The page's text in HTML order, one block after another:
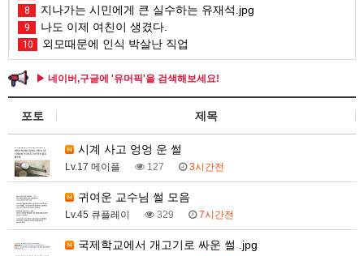
8 지나가는 시민에게 큰 실수하는 유재석.jpg
9 나도 이제 여친이 생겼다.
10 외모때문에 인식 박살난 직업
▶ 네이버,구글에 '유머픽'을 검색해보세요!
포토 제목
시계 사고 엉엉 운 썰
Lv.17 메이플 127 3시간전
귀여운 교수님 썰 모음
Lv.45 큐플레이 329 7시간전
국제학교에서 개고기로 싸운 썰 .jpg